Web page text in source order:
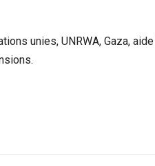
unies, UNRWA, Gaza,